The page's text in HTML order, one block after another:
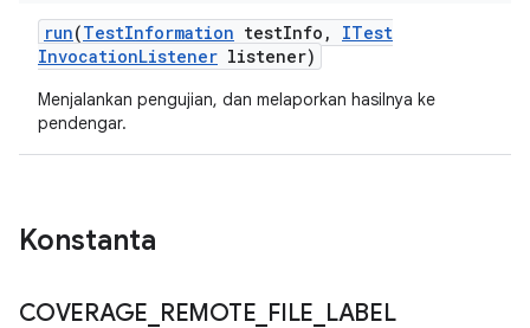
run(TestInformation testInfo ,
ITest
InvocationListener listener)
Menjalankan pengujian, dan melaporkan hasilnya ke
pendengar.
Konstanta
COVERAGE REMOTE FILE LABEL